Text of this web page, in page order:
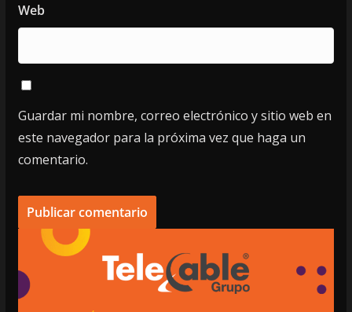
Web
Guardar mi nombre, correo electrónico y sitio web en
este navegador para la próxima vez que haga un
comentario.